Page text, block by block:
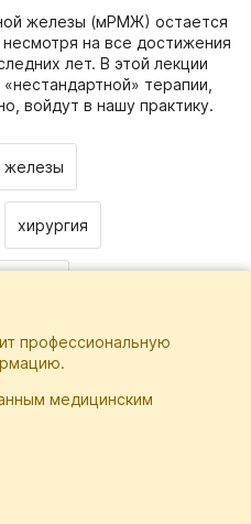
железы (мРМЖ) остается
на все достижения
лет. В этой лекции
терапии,
войдут в нашу практику.
железы
хирургия
профессиональную
медицинским